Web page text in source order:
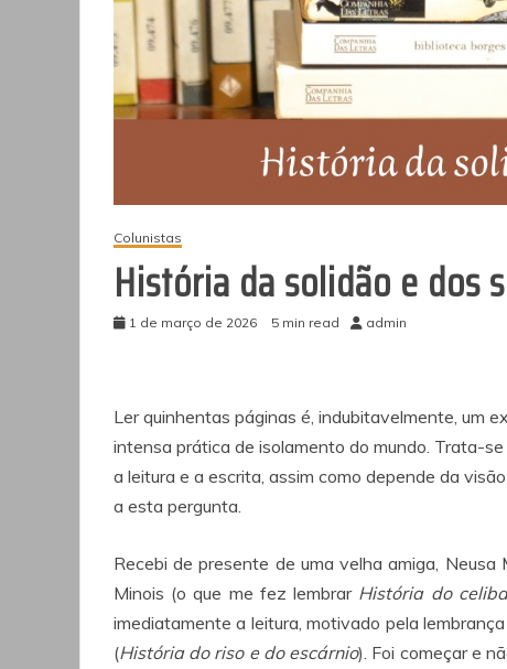
Colunistas
História da solidão e dos
1 de março de 2026 5 min read admin
Ler quinhentas páginas é, indubitavelmente, um
intensa prática de isolamento do mundo. Trata-
a leitura e a escrita, assim como depende da
a esta pergunta.
Recebi de presente de uma velha amiga, Neusa
Minois (o que me fez lembrar História do
imediatamente a leitura, motivado pela
(História do riso e do escárnio). Foi começar e